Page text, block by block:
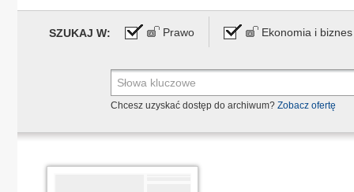
SZUKAJ W: Prawo Ekonomia i biznes
Chcesz uzyskać dostęp do archiwum? Zobacz ofertę